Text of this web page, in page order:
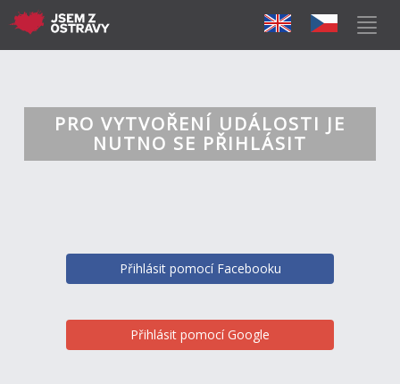
PRO VYTVOŘENÍ UDÁLOSTI JE
NUTNO SE PŘIHLÁSIT
Přihlásit pomocí Facebooku
Přihlásit pomocí Google